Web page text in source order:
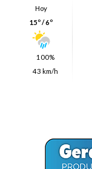
Hoy
15º / 6º
100%
43 km/h